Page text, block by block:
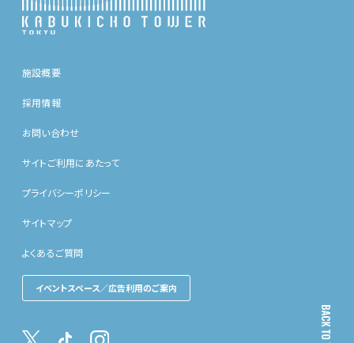
施設概要
採用情報
お問い合わせ
サイトご利用にあたって
プライバシーポリシー
サイトマップ
よくあるご質問
イベントスペース／広告利用のご案内